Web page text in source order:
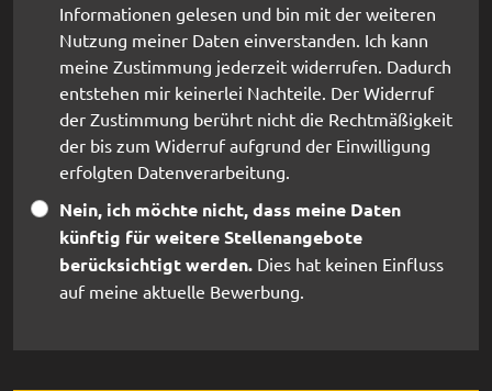
Informationen gelesen und bin mit der weiteren
Nutzung meiner Daten einverstanden. Ich kann
meine Zustimmung jederzeit widerrufen. Dadurch
entstehen mir keinerlei Nachteile. Der Widerruf
der Zustimmung berührt nicht die Rechtmäßigkeit
der bis zum Widerruf aufgrund der Einwilligung
erfolgten Datenverarbeitung.
Nein, ich möchte nicht, dass meine Daten
künftig für weitere Stellenangebote
berücksichtigt werden. Dies hat keinen Einfluss
auf meine aktuelle Bewerbung.